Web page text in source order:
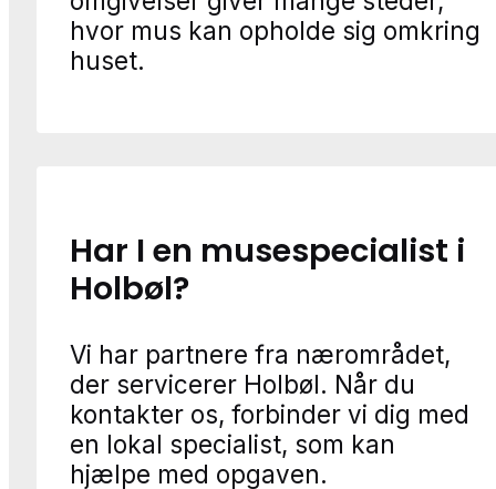
hvor mus kan opholde sig omkring
huset.
Har I en musespecialist i
Holbøl?
Vi har partnere fra nærområdet,
der servicerer Holbøl. Når du
kontakter os, forbinder vi dig med
en lokal specialist, som kan
hjælpe med opgaven.